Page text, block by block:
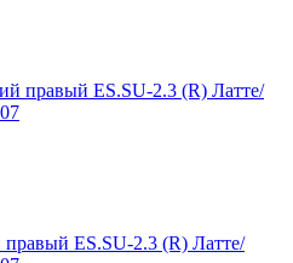
ES.SU-2.3 (R) Латте/